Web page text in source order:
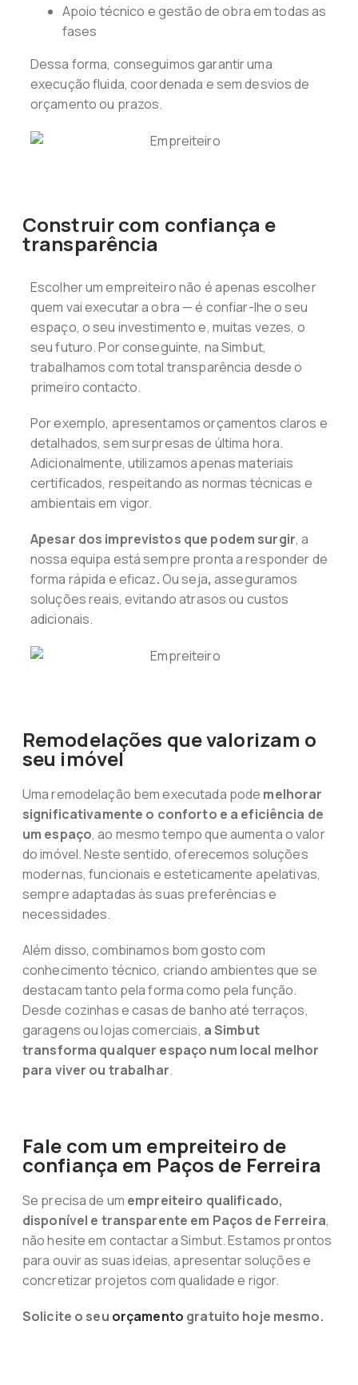
Apoio técnico e gestão de obra em todas as
fases
Dessa forma, conseguimos garantir uma
execução fluida, coordenada e sem desvios de
orçamento ou prazos.
Construir com confiança e
transparência
Escolher um empreiteiro não é apenas escolher
quem vai executar a obra — é confiar-lhe o seu
espaço, o seu investimento e, muitas vezes, o
seu futuro. Por conseguinte, na Simbut,
trabalhamos com total transparência desde o
primeiro contacto.
Por exemplo, apresentamos orçamentos claros e
detalhados, sem surpresas de última hora.
Adicionalmente, utilizamos apenas materiais
certificados, respeitando as normas técnicas e
ambientais em vigor.
Apesar dos imprevistos que podem surgir, a
nossa equipa está sempre pronta a responder de
forma rápida e eficaz.Ou seja, asseguramos
soluções reais, evitando atrasos ou custos
adicionais.
Remodelações que valorizam o
seu imóvel
Uma remodelação bem executada pode melhorar
significativamente o conforto e a eficiência de
um espaço, ao mesmo tempo que aumenta o valor
do imóvel. Neste sentido, oferecemos soluções
modernas, funcionais e esteticamente apelativas,
sempre adaptadas às suas preferências e
necessidades.
Além disso, combinamos bom gosto com
conhecimento técnico, criando ambientes que se
destacam tanto pela forma como pela função.
Desde cozinhas e casas de banho até terraços,
garagens ou lojas comerciais, a Simbut
transforma qualquer espaço num local melhor
para viver ou trabalhar.
Fale com um empreiteiro de
confiança em Paços de Ferreira
Se precisa de um empreiteiro qualificado,
disponível e transparente em Paços de Ferreira,
não hesite em contactar a Simbut. Estamos prontos
para ouvir as suas ideias, apresentar soluções e
concretizar projetos com qualidade e rigor.
Solicite o seu orçamento gratuito hoje mesmo.